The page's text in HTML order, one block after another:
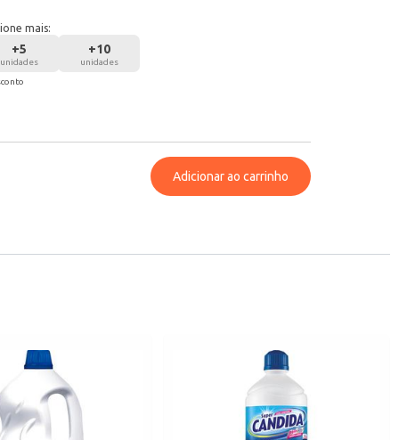
mais:
+5
unidades
+10
unidades
Adicionar ao carrinho